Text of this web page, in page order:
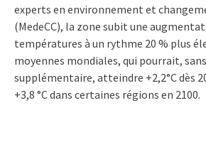
experts en environnement et
(MedeCC), la zone subit une
températures à un rythme 20 % plus
moyennes mondiales, qui pourrait,
supplémentaire, atteindre +2,2°C dès
+3,8 °C dans certaines régions en 2100.